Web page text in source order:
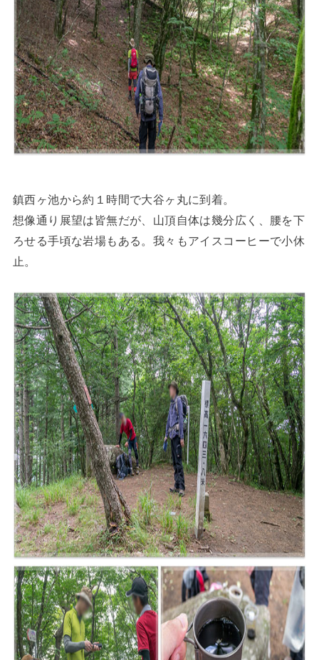
鎮西ヶ池から約１時間で大谷ヶ丸に到着。
想像通り展望は皆無だが、山頂自体は幾分広く、腰を下
ろせる手頃な岩場もある。我々もアイスコーヒーで小休
止。